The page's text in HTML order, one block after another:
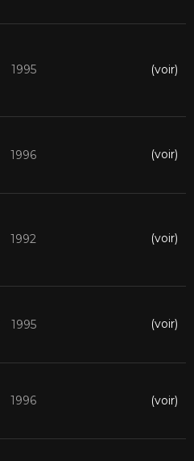
1995 (voir)
1996 (voir)
1992 (voir)
1995 (voir)
1996 (voir)